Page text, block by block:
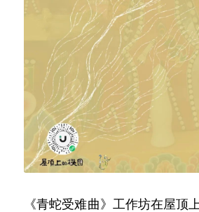
《青蛇受难曲》工作坊在屋顶